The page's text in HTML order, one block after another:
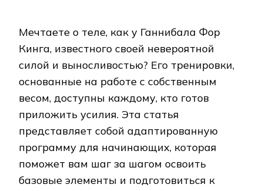
Мечтаете о теле, как у Ганнибала Фор
Кинга, известного своей невероятной
силой и выносливостью? Его тренировки,
основанные на работе с собственным
весом, доступны каждому, кто готов
приложить усилия. Эта статья
представляет собой адаптированную
программу для начинающих, которая
поможет вам шаг за шагом освоить
базовые элементы и подготовиться к